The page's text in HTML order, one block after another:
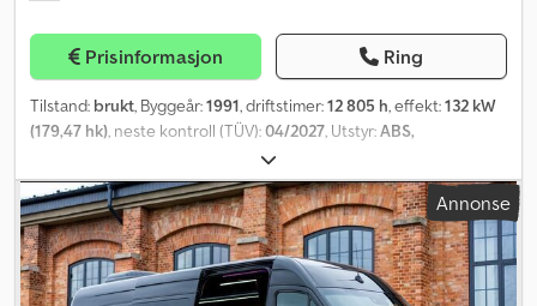
Prisinformasjon Ring
Tilstand: brukt, Byggeår:1991, driftstimer:12 805 h, effekt:132 kW
(179,47 hk), neste kontroll (TÜV):04/2027, Utstyr:ABS,
,
Annonse